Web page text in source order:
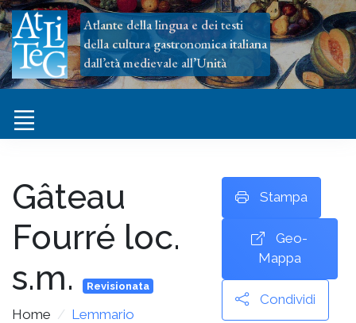
Atlante della lingua e dei testi
della cultura gastronomica italiana
dall’età medievale all’Unità
Gâteau
Fourré loc.
s.m.
Revisionata
Home
Lemmario
Stampa
Geo-
Mappa
Condividi